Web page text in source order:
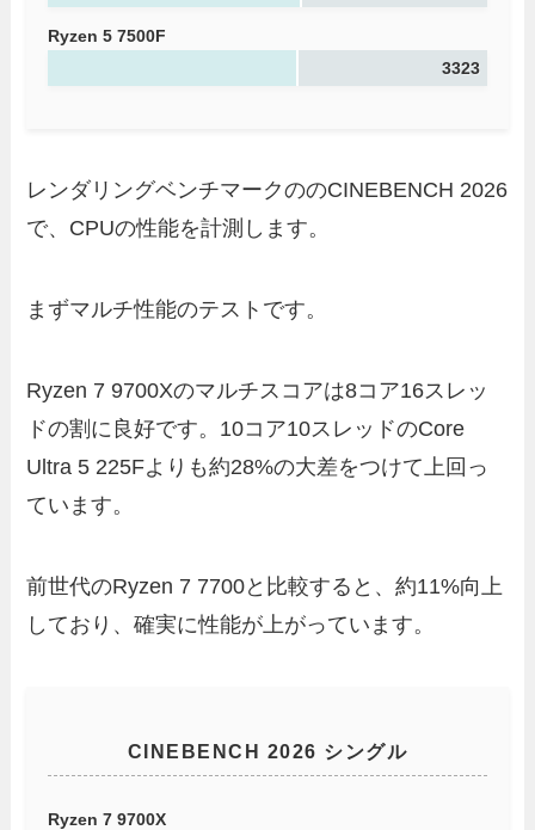
Ryzen 5 7500F
3323
レンダリングベンチマークののCINEBENCH 2026
で、CPUの性能を計測します。
まずマルチ性能のテストです。
Ryzen 7 9700Xのマルチスコアは8コア16スレッ
ドの割に良好です。10コア10スレッドのCore
Ultra 5 225Fよりも約28%の大差をつけて上回っ
ています。
前世代のRyzen 7 7700と比較すると、約11%向上
しており、確実に性能が上がっています。
CINEBENCH 2026 シングル
Ryzen 7 9700X